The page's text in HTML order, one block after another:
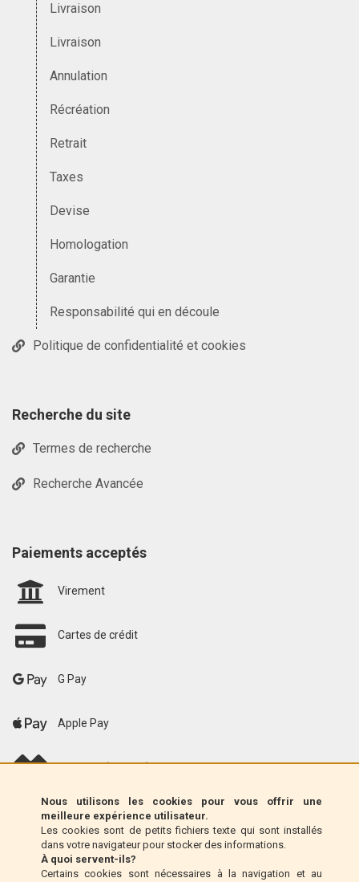
Nous utilisons les cookies pour vous offrir une
meilleure expérience utilisateur.
Les cookies sont de petits fichiers texte qui sont installés
dans votre navigateur pour stocker des informations.
À quoi servent-ils?
Certains cookies sont nécessaires à la navigation et au
Livraison
Livraison
Annulation
Récréation
Retrait
Taxes
Devise
Homologation
Garantie
Responsabilité qui en découle
Politique de confidentialité et cookies
Recherche du site
Termes de recherche
Recherche Avancée
Paiements acceptés
Virement
Cartes de crédit
G Pay
Apple Pay
scalapay (EU only)
Klarna (UE uniquement)
Mandat postal (Italie uniquement)